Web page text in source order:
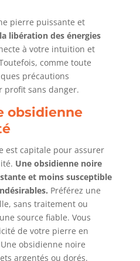
pierre puissante et
libération des énergies
à votre intuition et
comme toute
précautions
profit sans danger.
obsidienne
est capitale pour assurer
Une obsidienne noire
et moins susceptible
Préférez une
sans traitement ou
source fiable. Vous
de votre pierre en
obsidienne noire
argentés ou dorés.